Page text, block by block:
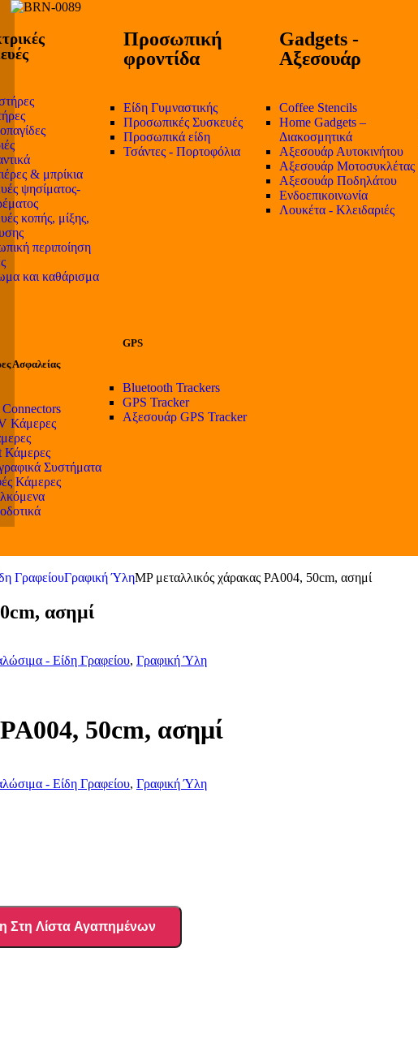
& μπρίκια
ψησίματος-
κοπής, μίξης,
περιποίηση
και καθάρισμα
Προσωπική
φροντίδα
Είδη Γυμναστικής
Προσωπικές Συσκευές
Προσωπικά είδη
Τσάντες - Πορτοφόλια
Gadgets -
Αξεσουάρ
Coffee Stencils
Home Gadgets –
Διακοσμητικά
Αξεσουάρ Αυτοκινήτου
Αξεσουάρ Μοτοσυκλέτας
Αξεσουάρ Ποδηλάτου
Ενδοεπικοινωνία
Λουκέτα - Κλειδαριές
Ασφαλείας
Κάμερες
Κάμερες
Συστήματα
Κάμερες
GPS
Bluetooth Trackers
GPS Tracker
Αξεσουάρ GPS Tracker
ΓραφείουΓραφική ΎληMP μεταλλικός χάρακας PA004, 50cm, ασημί
ασημί
- Είδη Γραφείου, Γραφική Ύλη
50cm, ασημί
- Είδη Γραφείου, Γραφική Ύλη
Στη Λίστα Αγαπημένων